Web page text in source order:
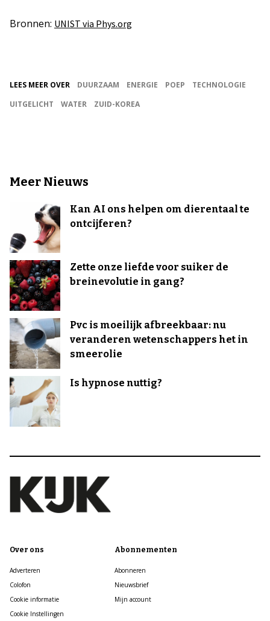
Bronnen: UNIST via Phys.org
LEES MEER OVER DUURZAAM ENERGIE POEP
TECHNOLOGIE
UITGELICHT
WATER ZUID-KOREA
Meer Nieuws
Kan AI ons helpen om dierentaal te
ontcijferen?
Zette onze liefde voor suiker de
breinevolutie in gang?
Pvc is moeilijk afbreekbaar: nu
veranderen wetenschappers het in
smeerolie
Is hypnose nuttig?
Over ons
Adverteren
Colofon
Cookie informatie
Cookie Instellingen
Abonnementen
Abonneren
Nieuwsbrief
Mijn account